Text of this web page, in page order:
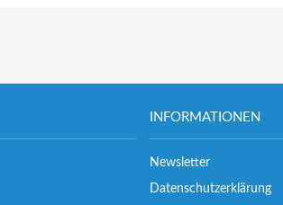
INFORMATIONEN
Newsletter
Datenschutzerklärung